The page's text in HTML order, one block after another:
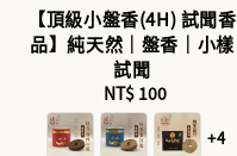
【頂級小盤香(4H) 試聞香
品】純天然｜盤香｜小樣
試聞
Regular
price
NT$ 100
+4